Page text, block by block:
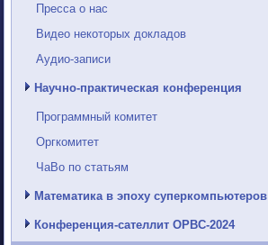
Пресса о нас
Видео некоторых докладов
Аудио-записи
Научно-практическая конференция
Программный комитет
Оргкомитет
ЧаВо по статьям
Математика в эпоху суперкомпьютеров
Конференция-сателлит ОРВС-2024